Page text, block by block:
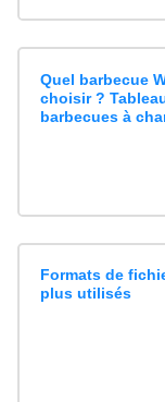
Quel barbecue
choisir ?
barbecues à
Formats de
plus utilisés